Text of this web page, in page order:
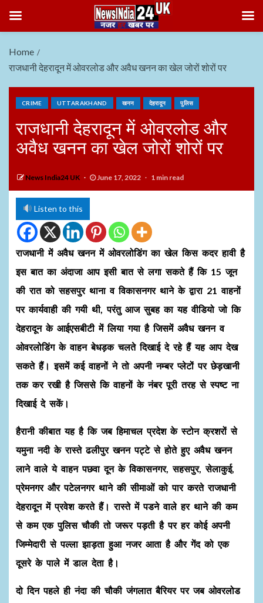
Home
राजधानी देहरादून में ओवरलोड और अवैध खनन का खेल जोरों शोरों पर
CRIME UTTARAKHAND खनन देहरादून पुलिस
राजधानी देहरादून में ओवरलोड और
अवैध खनन का खेल जोरों शोरों पर
News India24 UK June 17, 2022 1 min read
Listen to this
राजधानी में अवैध खनन में ओवरलोडिंग का खेल किस कदर हावी है
इस बात का अंदाजा आप इसी बात से लगा सकते हैं कि 15 जून
की रात को सहसपुर थाना व विकासनगर थाने के द्वारा 21 वाहनों
पर कार्यवाही की गयी थी, परंतु आज सुबह का यह वीडियो जो कि
देहरादून के आईएसबीटी में लिया गया है जिसमें अवैध खनन व
ओवरलोडिंग के वाहन बेधड़क चलते दिखाई दे रहे हैं यह आप देख
सकते हैं। इसमें कई वाहनों ने तो अपनी नम्बर प्लेटों पर छेड़खानी
तक कर रखी है जिससे कि वाहनों के नंबर पूरी तरह से स्पष्ट ना
दिखाई दे सकें।
हैरानी कीबात यह है कि जब हिमाचल प्रदेश के स्टोन क्रशरों से
यमुना नदी के रास्ते ढलीपुर खनन पट्टे से होते हुए अवैध खनन
लाने वाले ये वाहन पछवा दून के विकासनगर, सहसपुर, सेलाकुई,
प्रेमनगर और पटेलनगर थाने की सीमाओं को पार करते राजधानी
देहरादून में प्रवेश करते हैं। रास्ते में पडने वाले हर थाने की कम
से कम एक पुलिस चौकी तो जरूर पड़ती है पर हर कोई अपनी
जिम्मेदारी से पल्ला झाड़ता हुआ नजर आता है और गेंद को एक
दूसरे के पाले में डाल देता है।
दो दिन पहले ही नंदा की चौकी जंगलात बैरियर पर जब ओवरलोड